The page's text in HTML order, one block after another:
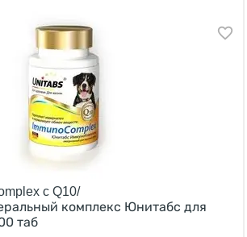
с Q10/
комплекс Юнитабс для
таб